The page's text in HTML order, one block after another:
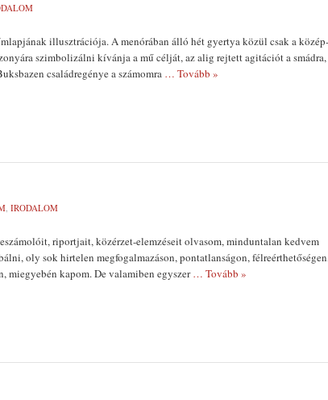
illusztrációja. A menórában álló hét gyertya közül csak a közép­
szimbolizálni kívánja a mű célját, az alig rejtett agitációt a smádra,
családregénye a számomra … Tovább »
, IRODALOM
riportjait, közérzet-elemzése­it olvasom, minduntalan kedvem
oly sok hirtelen megfogalmazáson, pon­tatlanságon,
miegye­bén kapom. De valamiben egyszer… Tovább »